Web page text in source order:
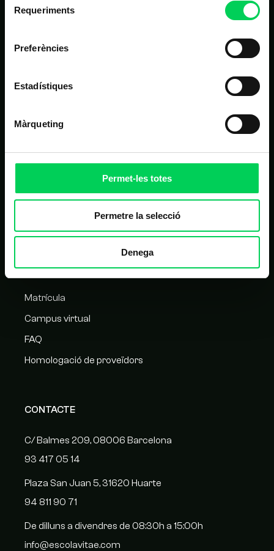
Requeriments
Preferències
Estadístiques
Màrqueting
Permet-les totes
Permetre la selecció
Denega
NAVEGACIÓ PRINCIPAL
Noticies
ALTRES LINKS D'INTERÈS
Matrícula
Campus virtual
FAQ
Homologació de proveïdors
CONTACTE
C/ Balmes 209, 08006 Barcelona
93 417 05 14
Plaza San Juan 5, 31620 Huarte
94 811 90 71
De dilluns a divendres de 08:30h a 15:00h
info@escolavitae.com